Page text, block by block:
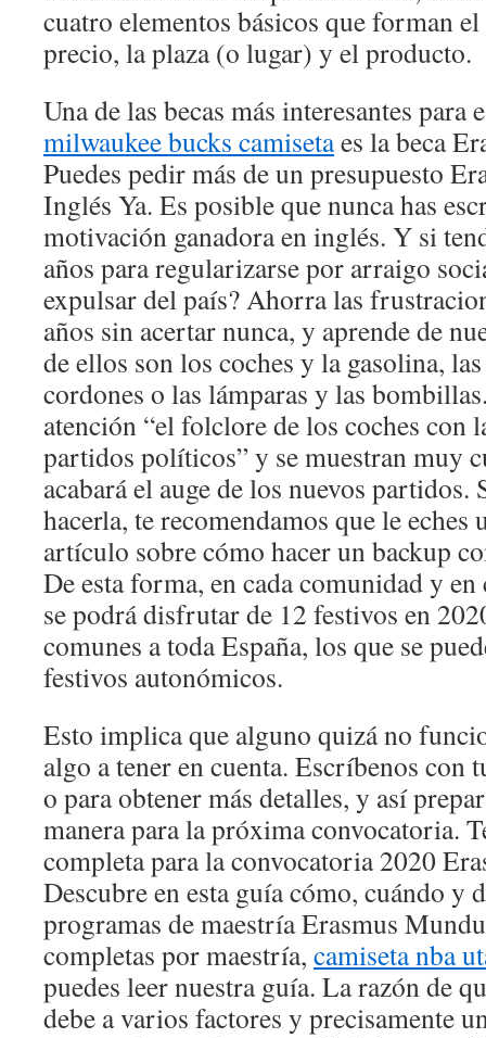
cuatro elementos básicos que forman
precio, la plaza (o lugar) y el producto.
Una de las becas más interesantes para
milwaukee bucks camisetaes la beca
Puedes pedir más de un presupuesto
Inglés Ya. Es posible que nunca has
motivación ganadora en inglés. Y si
años para regularizarse por arraigo
expulsar del país? Ahorra las
años sin acertar nunca, y aprende de
de ellos son los coches y la gasolina,
cordones o las lámparas y las
atención “el folclore de los coches con
partidos políticos” y se muestran muy
acabará el auge de los nuevos partidos.
hacerla, te recomendamos que le eches
artículo sobre cómo hacer un backup
De esta forma, en cada comunidad y
se podrá disfrutar de 12 festivos en
comunes a toda España, los que se
festivos autonómicos.
Esto implica que alguno quizá no
algo a tener en cuenta. Escríbenos con
o para obtener más detalles, y así
manera para la próxima convocatoria.
completa para la convocatoria 2020
Descubre en esta guía cómo, cuándo y
programas de maestría Erasmus
completas por maestría, camiseta nba
puedes leer nuestra guía. La razón de
debe a varios factores y precisamente